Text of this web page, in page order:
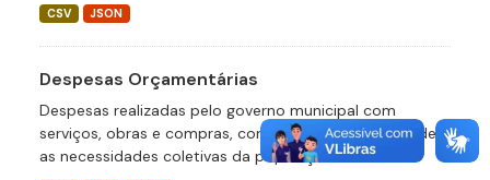
CSV JSON
Despesas Orçamentárias
Despesas realizadas pelo governo municipal com
serviços, obras e compras, com a finalidade de atender
as necessidades coletivas da população.